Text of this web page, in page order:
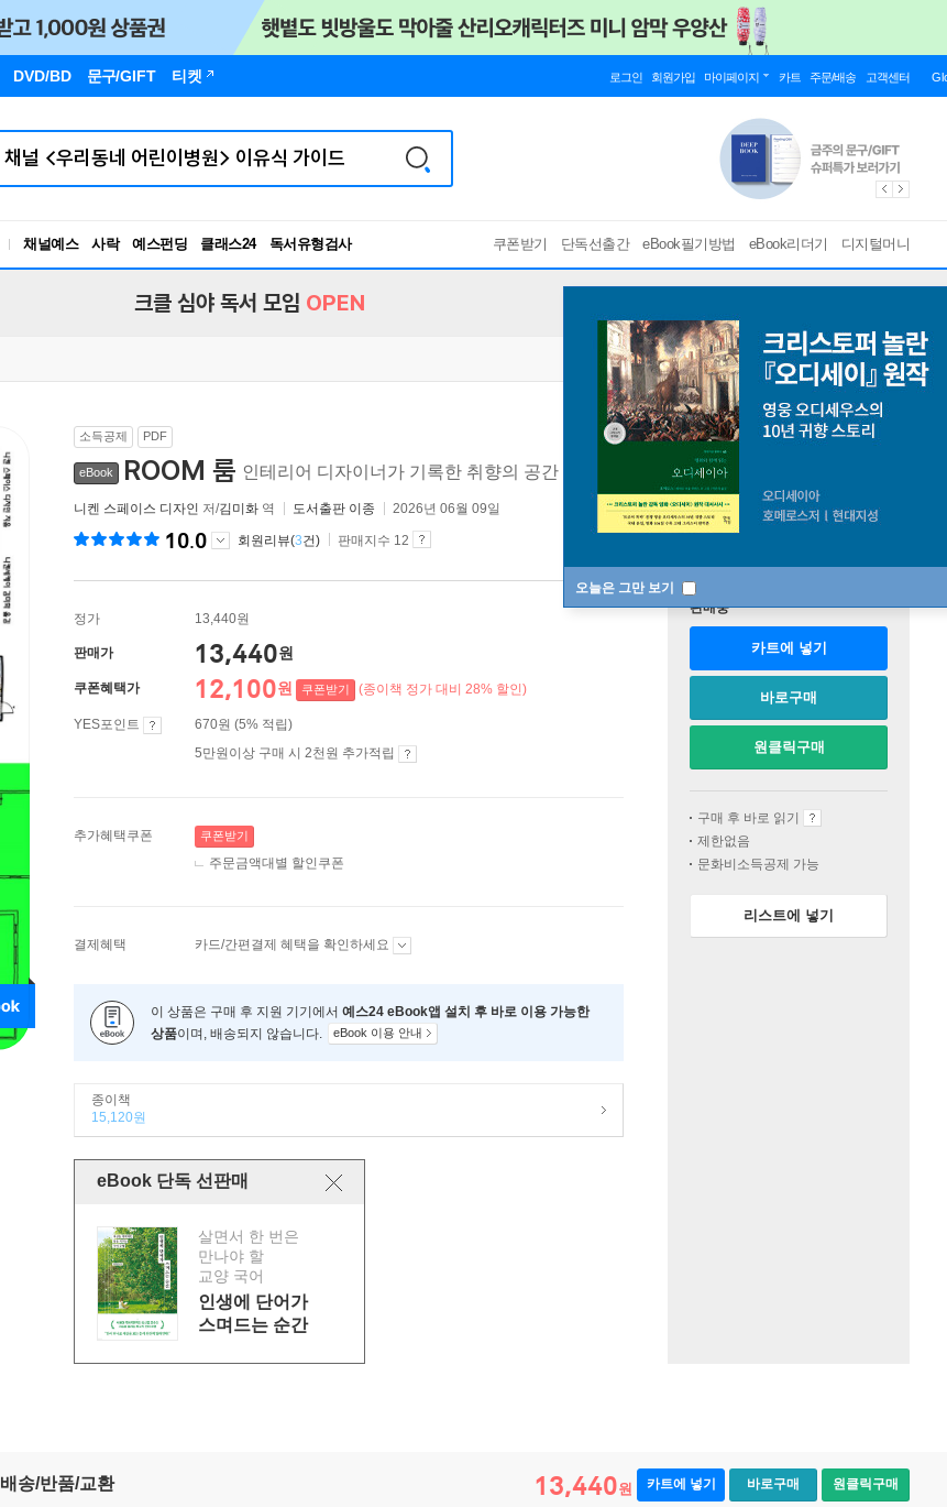
DVD/BD 문구/GIFT 티켓 로그인 회원가입 마이페이지 카트 주문/배송 고객센터
채널예스 사락 예스펀딩 클래스24
독서유형검사
RBTI Lab
쿠폰받기 단독선출간 eBook필기방법 eBook리더기 디지털머니
오늘은 그만 보기
크클 심야 독서 모임 OPEN
소득공제 PDF
eBook ROOM 룸 인테리어 디자이너가 기록한 취향의 공간 72
니켄 스페이스 디자인 저/김미화 역 도서출판 이종 2026년 06월 09일
10.0 회원리뷰(3건) 판매지수 12
정가 13,440원
판매가 13,440원
쿠폰혜택가 12,100원 쿠폰받기 (종이책 정가 대비 28% 할인)
YES포인트
670원 (5% 적립)
5만원이상 구매 시 2천원 추가적립
추가혜택쿠폰 쿠폰받기
주문금액대별 할인쿠폰
결제혜택 카드/간편결제 혜택을 확인하세요
이 상품은 구매 후 지원 기기에서 예스24 eBook앱 설치 후 바로 이용 가능한
상품이며, 배송되지 않습니다. eBook 이용 안내
종이책
15,120원
eBook 단독 선판매
살면서 한 번은
만나야 할
교양 국어
인생에 단어가
스며드는 순간
판매중
카트에 넣기
바로구매
원클릭구매
구매 후 바로 읽기
제한없음
문화비소득공제 가능
리스트에 넣기
배송/반품/교환 13,440원 카트에 넣기 바로구매 원클릭구매